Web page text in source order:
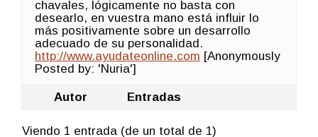
chavales, lógicamente no basta con
desearlo, en vuestra mano está influir lo
más positivamente sobre un desarrollo
adecuado de su personalidad.
http://www.ayudateonline.com [Anonymously
Posted by: 'Nuria']
Autor Entradas
Viendo 1 entrada (de un total de 1)